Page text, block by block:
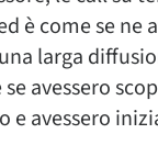
è come se ne
larga
avessero
e avessero